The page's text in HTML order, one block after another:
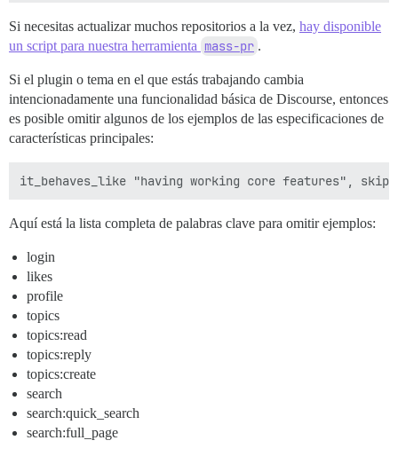
Si necesitas actualizar muchos repositorios a la vez, hay disponible
un script para nuestra herramienta mass-pr .
Si el plugin o tema en el que estás trabajando cambia
intencionadamente una funcionalidad básica de Discourse, entonces
es posible omitir algunos de los ejemplos de las especificaciones de
características principales:
Aquí está la lista completa de palabras clave para omitir ejemplos:
login
likes
profile
topics
topics:read
topics:reply
topics:create
search
search:quick_search
search:full_page